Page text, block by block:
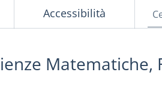
Accessibilità
Matematiche,